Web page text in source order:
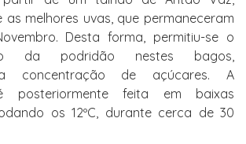
as melhores uvas, que permaneceram
Desta forma, permitiu-se o
da podridão nestes bagos,
concentração de açúcares. A
posteriormente feita em baixas
os 12ºC, durante cerca de 30